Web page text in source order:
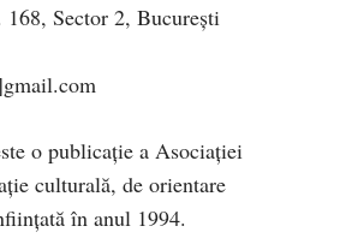
168, Sector 2, București
o publicaţie a Asociaţiei
culturală, de orientare
în anul 1994.